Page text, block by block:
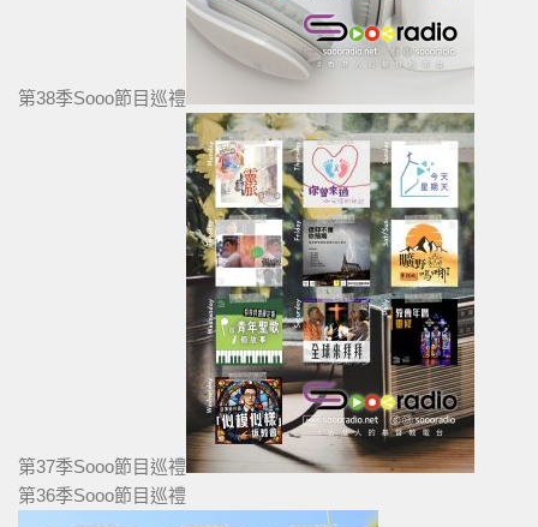
第38季Sooo節目巡禮
第37季Sooo節目巡禮
第36季Sooo節目巡禮